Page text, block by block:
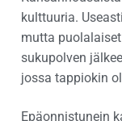
kulttuuria.
mutta
sukupolven
jossa tappiokin
Epäonnistunein